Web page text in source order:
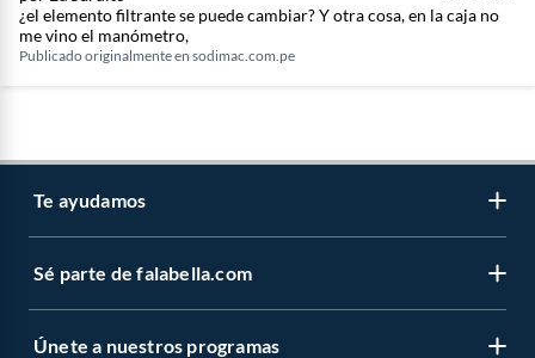
¿el elemento filtrante se puede cambiar? Y otra cosa, en la caja no
me vino el manómetro,
Publicado originalmente en sodimac.com.pe
Te ayudamos
Atención por WhatsApp
Sé parte de falabella.com
Trabaja con nosotros
Únete a nuestros programas